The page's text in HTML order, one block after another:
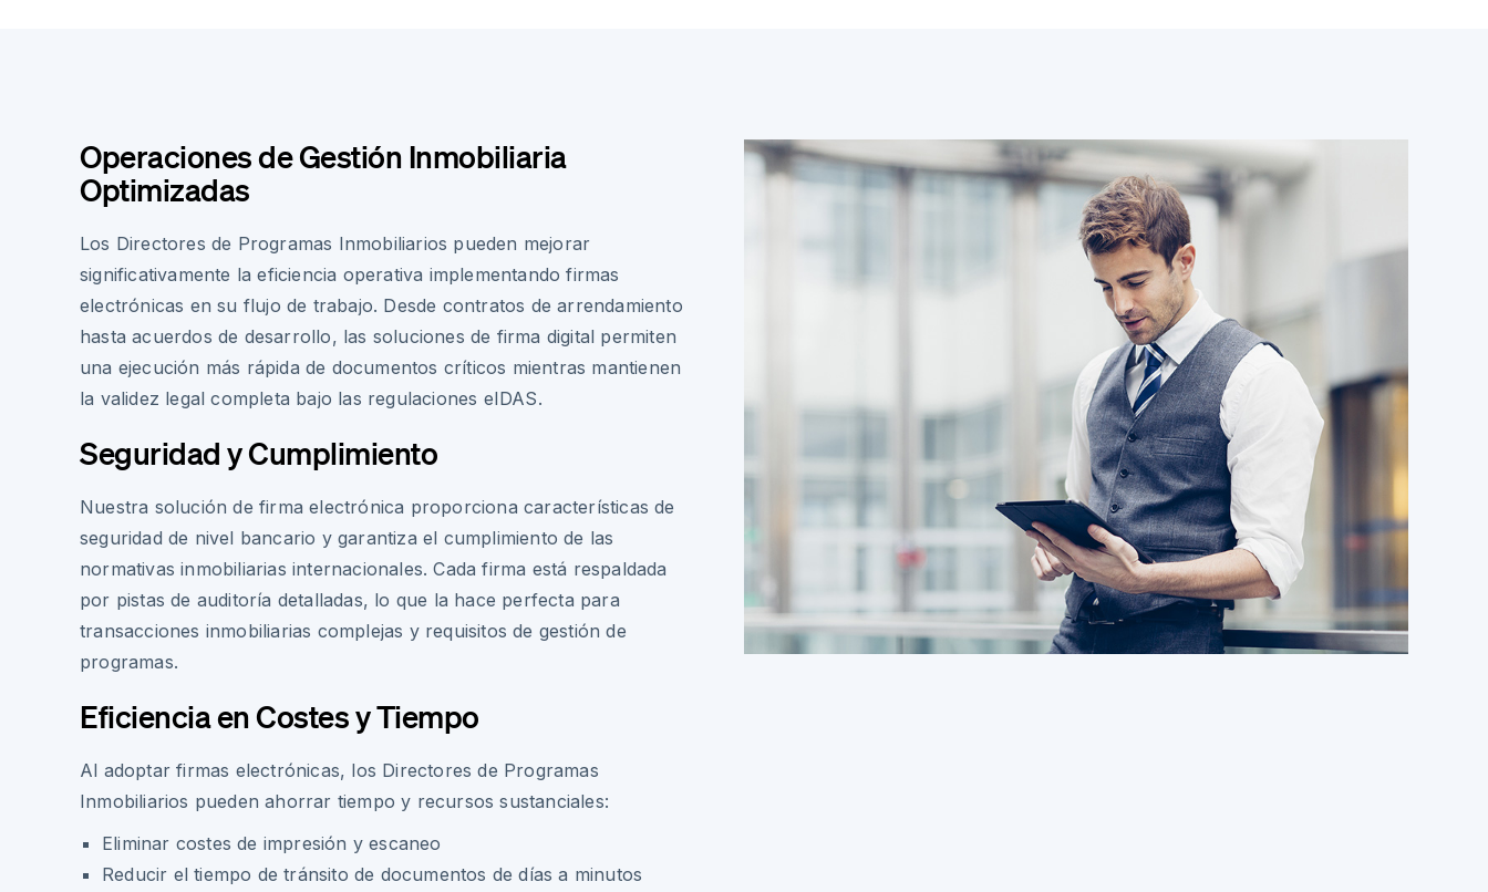
Operaciones de Gestión Inmobiliaria
Optimizadas
Los Directores de Programas Inmobiliarios pueden mejorar
significativamente la eficiencia operativa implementando firmas
electrónicas en su flujo de trabajo. Desde contratos de arrendamiento
hasta acuerdos de desarrollo, las soluciones de firma digital permiten
una ejecución más rápida de documentos críticos mientras mantienen
la validez legal completa bajo las regulaciones eIDAS.
Seguridad y Cumplimiento
Nuestra solución de firma electrónica proporciona características de
seguridad de nivel bancario y garantiza el cumplimiento de las
normativas inmobiliarias internacionales. Cada firma está respaldada
por pistas de auditoría detalladas, lo que la hace perfecta para
transacciones inmobiliarias complejas y requisitos de gestión de
programas.
Eficiencia en Costes y Tiempo
Al adoptar firmas electrónicas, los Directores de Programas
Inmobiliarios pueden ahorrar tiempo y recursos sustanciales:
Eliminar costes de impresión y escaneo
Reducir el tiempo de tránsito de documentos de días a minutos